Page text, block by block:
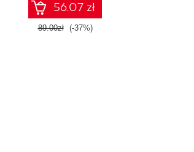
56.07 zł
89.00zł (-37%)